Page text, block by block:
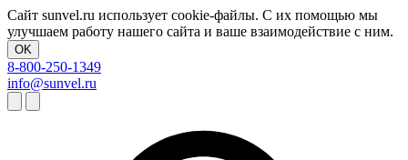
Сайт sunvel.ru использует cookie-файлы. С их помощью мы
улучшаем работу нашего сайта и ваше взаимодействие с ним.
OK
8-800-250-1349
info@sunvel.ru